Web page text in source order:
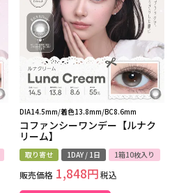
DIA14.5mm/着色13.8mm/BC8.6mm
コファンシーワンデー【ルナク
リーム】
取り寄せ 1DAY / 1日 1箱10枚入り
販売価格 1,848 税込